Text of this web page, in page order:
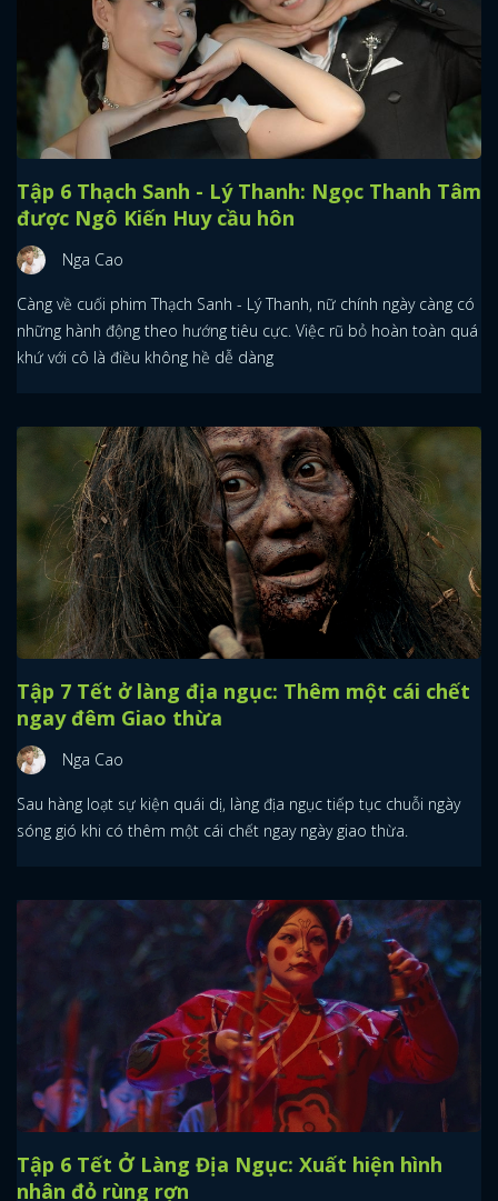
Tập 6 Thạch Sanh - Lý Thanh: Ngọc Thanh Tâm
được Ngô Kiến Huy cầu hôn
Nga Cao
Càng về cuối phim Thạch Sanh - Lý Thanh, nữ chính ngày càng có
những hành động theo hướng tiêu cực. Việc rũ bỏ hoàn toàn quá
khứ với cô là điều không hề dễ dàng
Tập 7 Tết ở làng địa ngục: Thêm một cái chết
ngay đêm Giao thừa
Nga Cao
Sau hàng loạt sự kiện quái dị, làng địa ngục tiếp tục chuỗi ngày
sóng gió khi có thêm một cái chết ngay ngày giao thừa.
Tập 6 Tết Ở Làng Địa Ngục: Xuất hiện hình
nhân đỏ rùng rợn